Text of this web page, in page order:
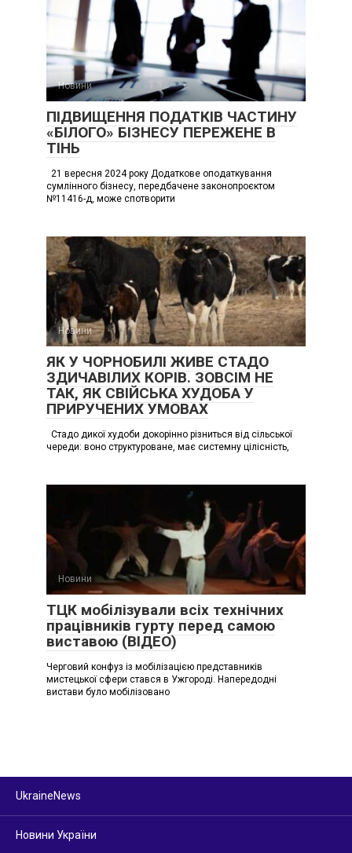
Новини
ПІДВИЩЕННЯ ПОДАТКІВ ЧАСТИНУ
«БІЛОГО» БІЗНЕСУ ПЕРЕЖЕНЕ В
ТІНЬ
21 вересня 2024 року Додаткове оподаткування
сумлінного бізнесу, передбачене законопроєктом
№11416-д, може спотворити
Новини
ЯК У ЧОРНОБИЛІ ЖИВЕ СТАДО
ЗДИЧАВІЛИХ КОРІВ. ЗОВСІМ НЕ
ТАК, ЯК СВІЙСЬКА ХУДОБА У
ПРИРУЧЕНИХ УМОВАХ
Стадо дикої худоби докорінно різниться від сільської
череди: воно структуроване, має системну цілісність,
Новини
ТЦК мобілізували всіх технічних
працівників гурту перед самою
виставою (ВІДЕО)
Черговий конфуз із мобілізацією представників
мистецької сфери стався в Ужгороді. Напередодні
вистави було мобілізовано
UkraineNews
Новини України